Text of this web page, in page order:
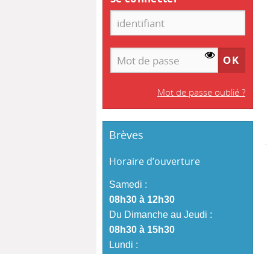
Mot de passe oublié ?
Brèves
Horaire d’ouverture
Samedi :
08h30 à 12h30
Du Dimanche au Jeudi :
08h30 à 15h30
Lundi :